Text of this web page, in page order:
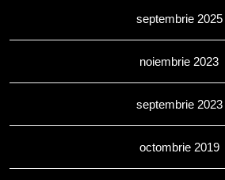
septembrie 2025
noiembrie 2023
septembrie 2023
octombrie 2019